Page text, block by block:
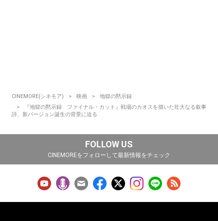
CINEMORE(シネモア) 映画
地獄の黙示録
『地獄の黙示録 ファイナル・カット』戦場のカオスを描いた壮大なる叙事
詩、新バージョン誕生の背景に迫る
FOLLOW US
CINEMOREをフォローして最新情報をチェック